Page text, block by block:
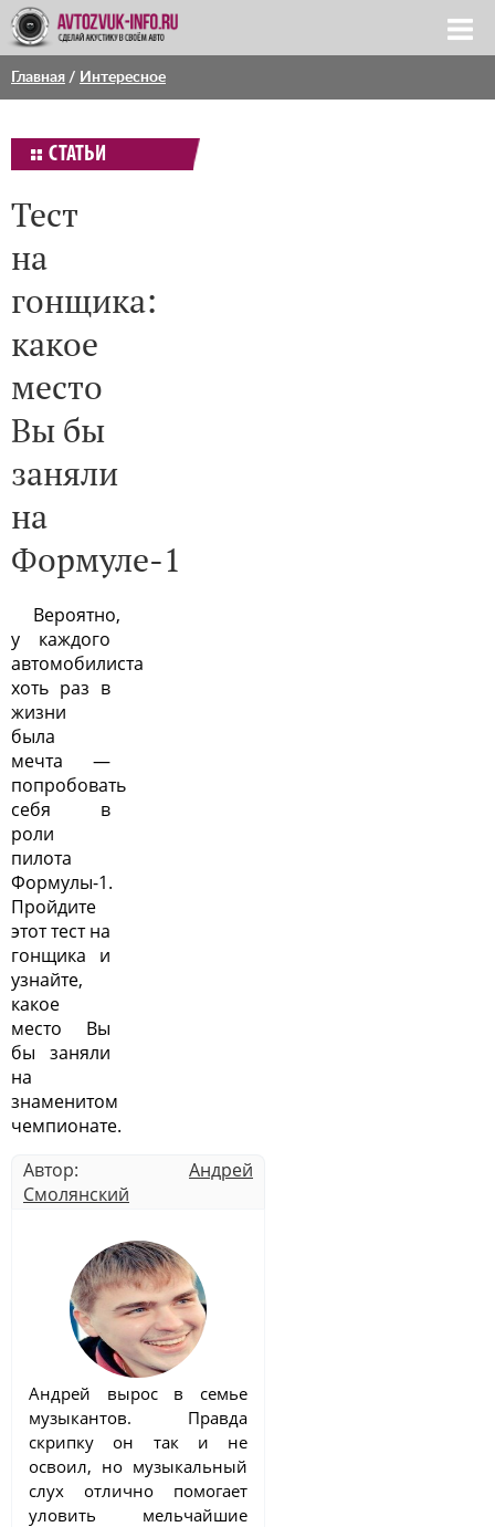
Главная / Интересное
СТАТЬИ
Тест
на
гонщика:
какое
место
Вы бы
заняли
на
Формуле-1
Вероятно,
у каждого
автомобилиста
хоть раз в
жизни
была
мечта —
попробовать
себя в
роли
пилота
Формулы-1.
Пройдите
этот тест на
гонщика и
узнайте,
какое
место Вы
бы заняли
на
знаменитом
чемпионате.
Автор: Андрей
Смолянский
Андрей вырос в семье
музыкантов. Правда
скрипку он так и не
освоил, но музыкальный
слух отлично помогает
уловить мельчайшие